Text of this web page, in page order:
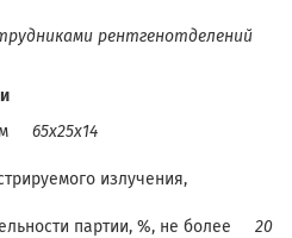
рентгенотделений
65x25x14
излучения,
партии, %, не более 20